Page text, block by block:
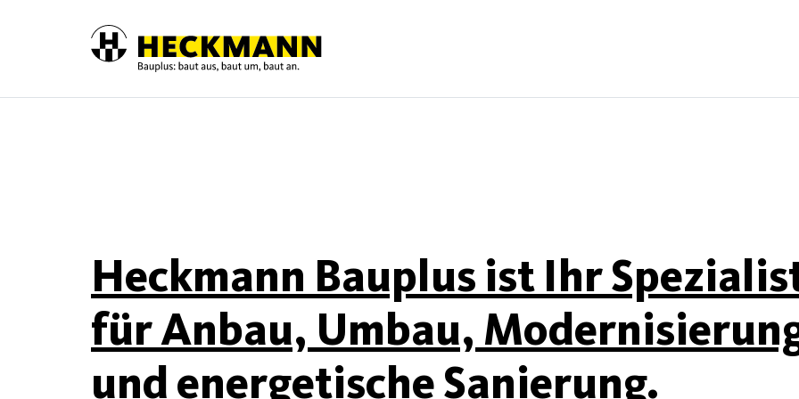
Skip to content
Heckmann Bauplus ist Ihr
für Anbau, Umbau,
und energetische Sanierung.